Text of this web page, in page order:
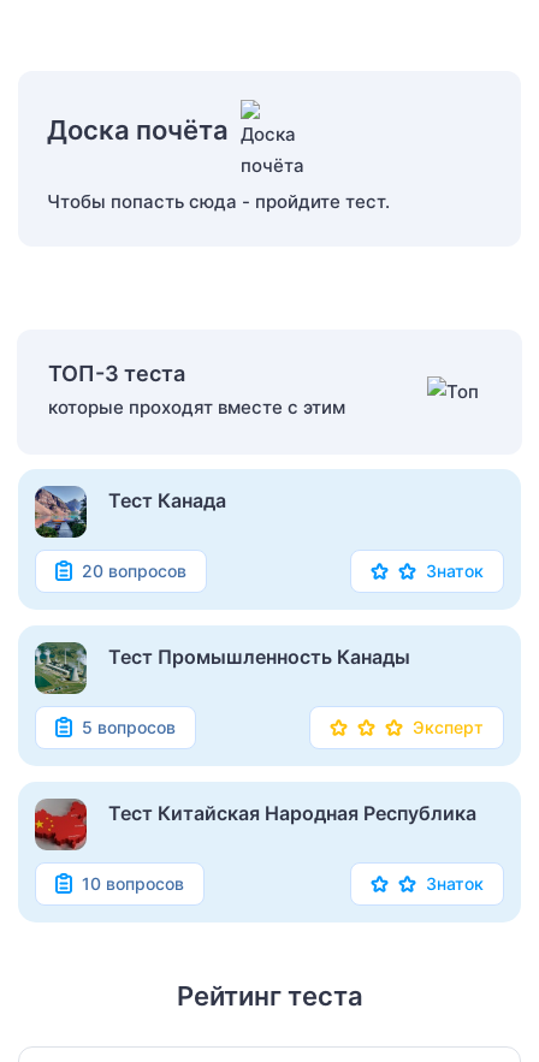
Доска почёта
Чтобы попасть сюда - пройдите тест.
ТОП-3 теста
которые проходят вместе с этим
Тест Канада
20 вопросов Знаток
Тест Промышленность Канады
5 вопросов Эксперт
Тест Китайская Народная Республика
10 вопросов Знаток
Рейтинг теста